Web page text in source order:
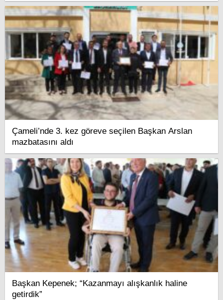
Çameli’nde 3. kez göreve seçilen Başkan Arslan
mazbatasını aldı
Başkan Kepenek; “Kazanmayı alışkanlık haline
getirdik”